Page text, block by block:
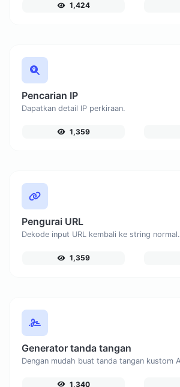
1,424
Pencarian IP
Dapatkan detail IP perkiraan.
1,359
Pengurai URL
Dekode input URL kembali ke string normal.
1,359
Generator tanda tangan
1,340